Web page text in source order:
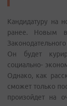
Кандидатуру на
ранее. Новым
Он будет
социально-
Однако, как
сможет только
произойдет на